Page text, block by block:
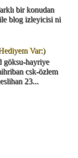
bir konudan
blog izleyicisi ni
Var:)
hayriye
csk-özlem
23...